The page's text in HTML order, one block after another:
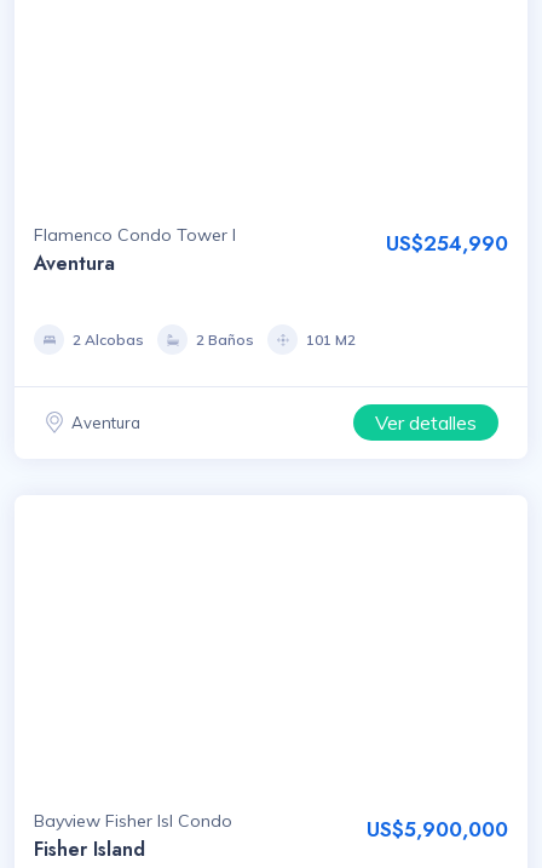
Flamenco Condo Tower I
Aventura
US$254,990
2 Alcobas 2 Baños 101 M2
Aventura Ver detalles
Bayview Fisher Isl Condo
Fisher Island
US$5,900,000